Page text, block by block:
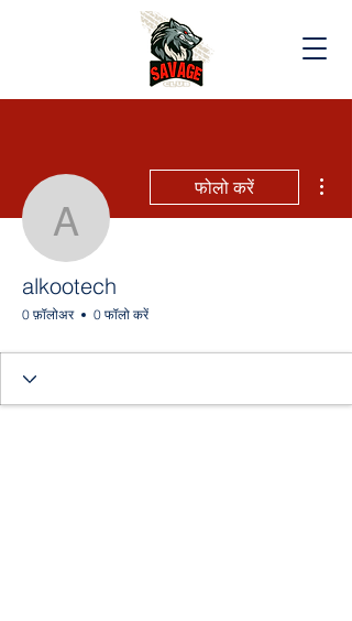
alkootech
फोलो करें
alkootech
0 फ़ॉलोअर 0 फॉलो करें